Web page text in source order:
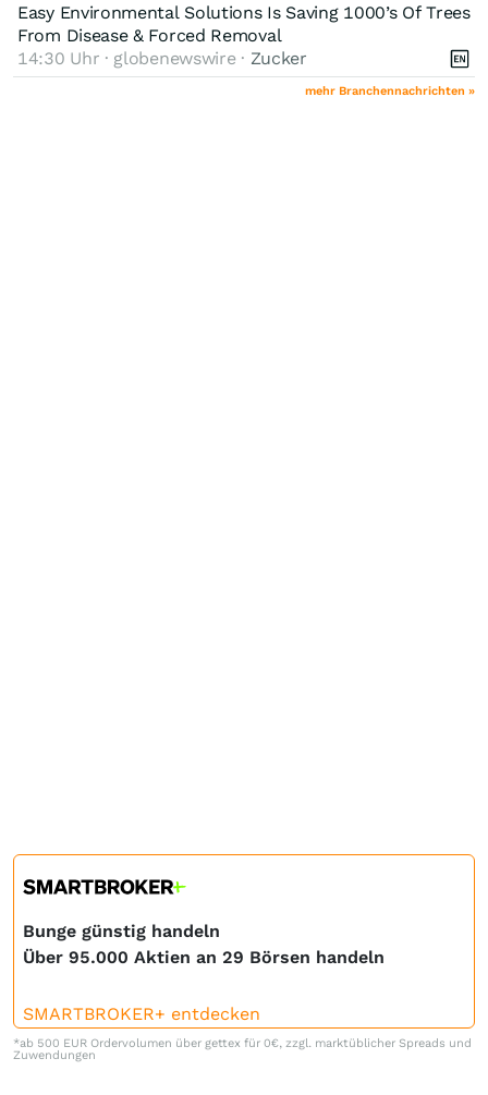
Easy Environmental Solutions Is Saving 1000’s Of Trees
From Disease & Forced Removal
14:30 Uhr · globenewswire · Zucker
mehr Branchennachrichten »
Bunge günstig handeln
Über 95.000 Aktien an 29 Börsen handeln
SMARTBROKER+ entdecken
*ab 500 EUR Ordervolumen über gettex für 0€, zzgl. marktüblicher Spreads und
Zuwendungen